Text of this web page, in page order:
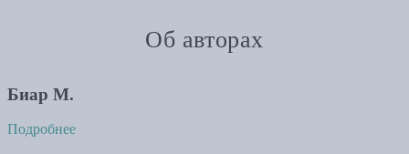
Об авторах
Биар М.
Подробнее